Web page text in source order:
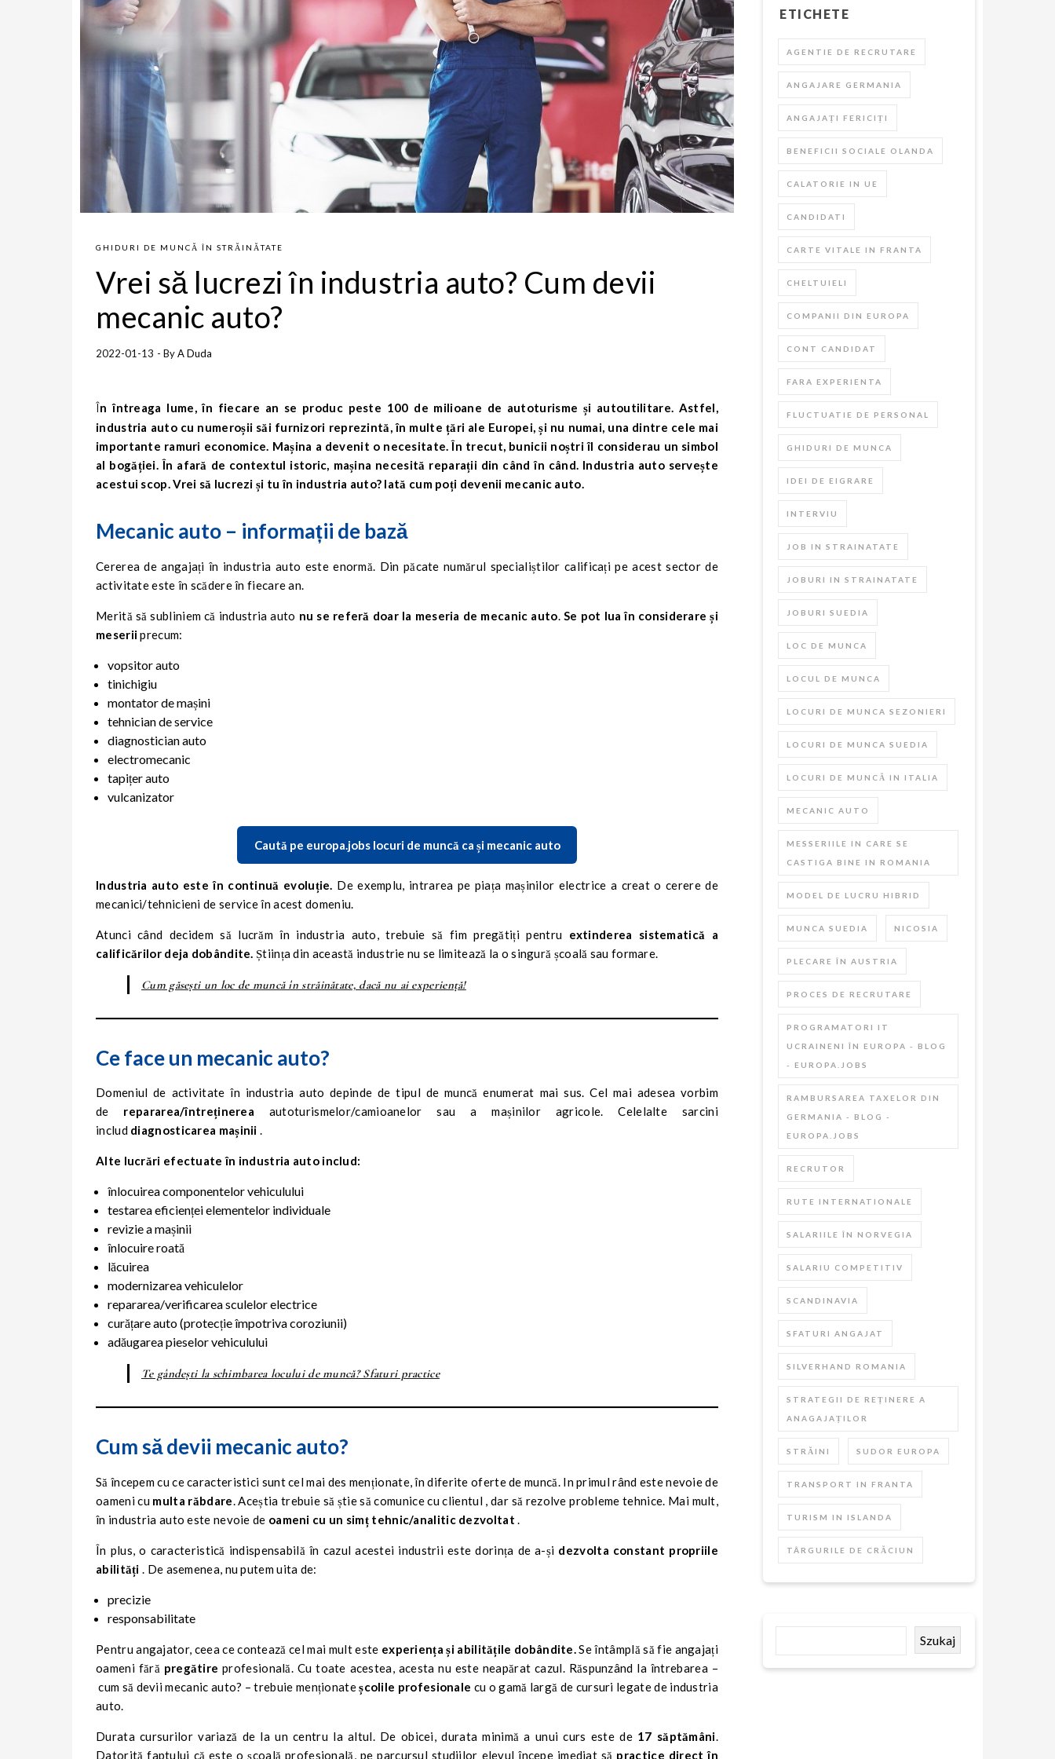
GHIDURI DE MUNCĂ ÎN STRĂINĂTATE
Vrei să lucrezi în industria auto? Cum devii
mecanic auto?
2022-01-13 - ByA Duda
În întreaga lume, în fiecare an se produc peste 100 de milioane de autoturisme și autoutilitare. Astfel,
industria auto cu numeroșii săi furnizori reprezintă, în multe țări ale Europei, și nu numai, una dintre cele mai
importante ramuri economice. Mașina a devenit o necesitate. În trecut, bunicii noștri îl considerau un simbol
al bogăției. În afară de contextul istoric, mașina necesită reparații din când în când. Industria auto servește
acestui scop. Vrei să lucrezi și tu în industria auto? Iată cum poți devenii mecanic auto.
Mecanic auto – informații de bază
Cererea de angajați în industria auto este enormă. Din păcate numărul specialiștilor calificați pe acest sector de
activitate este în scădere în fiecare an.
Merită să subliniem că industria auto nu se referă doar la meseria de mecanic auto. Se pot lua în considerare și
meseriiprecum:
vopsitor auto
tinichigiu
montator de mașini
tehnician de service
diagnostician auto
electromecanic
tapițer auto
vulcanizator
Caută pe europa.jobs locuri de muncă ca și mecanic auto
Industria auto este în continuă evoluție. De exemplu, intrarea pe piața mașinilor electrice a creat o cerere de
mecanici/tehnicieni de service în acest domeniu.
Atunci când decidem să lucrăm în industria auto, trebuie să fim pregătiți pentru extinderea sistematică a
calificărilor deja dobândite. Știința din această industrie nu se limitează la o singură școală sau formare.
Cum găsești un loc de muncă în străinătate, dacă nu ai experiență!
Ce face un mecanic auto?
Domeniul de activitate în industria auto depinde de tipul de muncă enumerat mai sus. Cel mai adesea vorbim
de repararea/întreținerea autoturismelor/camioanelor sau a mașinilor agricole. Celelalte sarcini
includ diagnosticarea mașinii .
Alte lucrări efectuate în industria auto includ:
înlocuirea componentelor vehiculului
testarea eficienței elementelor individuale
revizie a mașinii
înlocuire roată
lăcuirea
modernizarea vehiculelor
repararea/verificarea sculelor electrice
curățare auto (protecție împotriva coroziunii)
adăugarea pieselor vehiculului
Te gândești la schimbarea locului de muncă? Sfaturi practice
Cum să devii mecanic auto?
Să începem cu ce caracteristici sunt cel mai des menționate, în diferite oferte de muncă. In primul rând este nevoie de
oameni cu multa răbdare. Aceștia trebuie să știe să comunice cu clientul , dar să rezolve probleme tehnice. Mai mult,
în industria auto este nevoie de oameni cu un simț tehnic/analitic dezvoltat .
În plus, o caracteristică indispensabilă în cazul acestei industrii este dorința de a-și dezvolta constant propriile
abilități . De asemenea, nu putem uita de:
precizie
responsabilitate
Pentru angajator, ceea ce contează cel mai mult este experiența și abilitățile dobândite.Se întâmplă să fie angajați
oameni fără pregătire profesională. Cu toate acestea, acesta nu este neapărat cazul. Răspunzând la întrebarea –
cum să devii mecanic auto? – trebuie menționateșcolile profesionale cu o gamă largă de cursuri legate de industria
auto.
Durata cursurilor variază de la un centru la altul. De obicei, durata minimă a unui curs este de 17 săptămâni.
Datorită faptului că este o școală profesională, pe parcursul studiilor elevul începe imediat să practice direct în
ETICHETE
AGENTIE DE RECRUTARE
ANGAJARE GERMANIA
ANGAJAȚI FERICIȚI
BENEFICII SOCIALE OLANDA
CALATORIE IN UE
CANDIDATI
CARTE VITALE IN FRANTA
CHELTUIELI
COMPANII DIN EUROPA
CONT CANDIDAT
FARA EXPERIENTA
FLUCTUATIE DE PERSONAL
GHIDURI DE MUNCA
IDEI DE EIGRARE
INTERVIU
JOB IN STRAINATATE
JOBURI IN STRAINATATE
JOBURI SUEDIA
LOC DE MUNCA
LOCUL DE MUNCA
LOCURI DE MUNCA SEZONIERI
LOCURI DE MUNCA SUEDIA
LOCURI DE MUNCĂ IN ITALIA
MECANIC AUTO
MESSERIILE IN CARE SE
CASTIGA BINE IN ROMANIA
MODEL DE LUCRU HIBRID
MUNCA SUEDIA NICOSIA
PLECARE ÎN AUSTRIA
PROCES DE RECRUTARE
PROGRAMATORI IT
UCRAINENI ÎN EUROPA - BLOG
- EUROPA.JOBS
RAMBURSAREA TAXELOR DIN
GERMANIA - BLOG -
EUROPA.JOBS
RECRUTOR
RUTE INTERNATIONALE
SALARIILE ÎN NORVEGIA
SALARIU COMPETITIV
SCANDINAVIA
SFATURI ANGAJAT
SILVERHAND ROMANIA
STRATEGII DE REȚINERE A
ANAGAJAȚILOR
STRĂINI SUDOR EUROPA
TRANSPORT IN FRANTA
TURISM IN ISLANDA
TÂRGURILE DE CRĂCIUN
Szukaj